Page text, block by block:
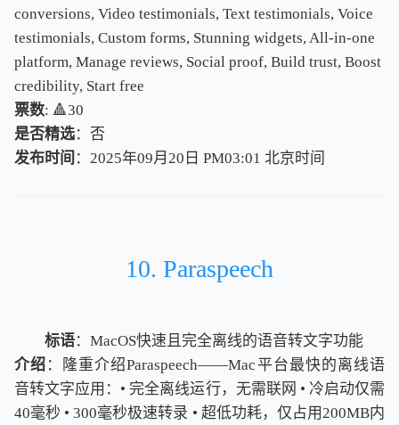
conversions, Video testimonials, Text testimonials, Voice
testimonials, Custom forms, Stunning widgets, All-in-one
platform, Manage reviews, Social proof, Build trust, Boost
credibility, Start free
票数: 🔺30
是否精选：否
发布时间 ：2025年09月20日 PM03:01 北京时间
北京时间
10. Paraspeech
标语：MacOS快速且完全离线的语音转文字功能
介绍 ：隆重介绍Paraspeech——Mac平台最快的离线语
音转文字应用：• 完全离线运行，无需联网 • 冷启动仅需
40毫秒 • 300毫秒极速转录 • 超低功耗，仅占用200MB内